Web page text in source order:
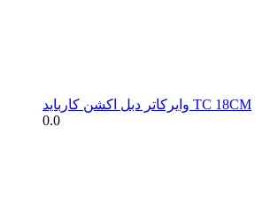
وایرکاتر دبل اکشن کارباید TC 18CM
0.0